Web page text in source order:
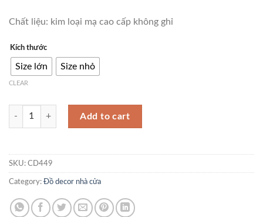
Chất liệu: kim loại mạ cao cấp không ghỉ
Kích thước
Size lớn Size nhỏ
CLEAR
Đồ trang trí phòng khách khóa son CD449 quantity
Add to cart
SKU: CD449
Category: Đồ decor nhà cửa